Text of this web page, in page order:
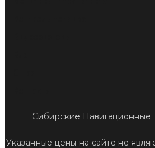
Сибирские Навигационные
Указанные цены на сайте не